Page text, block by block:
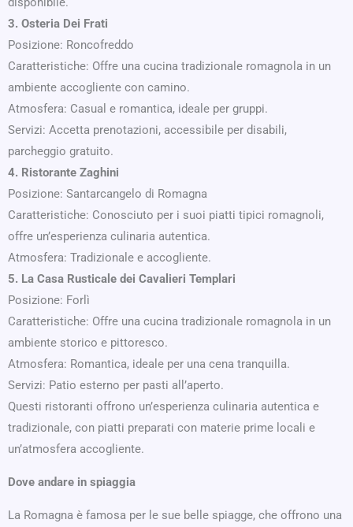
3. Osteria Dei Frati
Posizione: Roncofreddo
Caratteristiche: Offre una cucina tradizionale romagnola in un
ambiente accogliente con camino.
Atmosfera: Casual e romantica, ideale per gruppi.
Servizi: Accetta prenotazioni, accessibile per disabili,
parcheggio gratuito.
4. Ristorante Zaghini
Posizione: Santarcangelo di Romagna
Caratteristiche: Conosciuto per i suoi piatti tipici romagnoli,
offre un’esperienza culinaria autentica.
Atmosfera: Tradizionale e accogliente.
5. La Casa Rusticale dei Cavalieri Templari
Posizione: Forlì
Caratteristiche: Offre una cucina tradizionale romagnola in un
ambiente storico e pittoresco.
Atmosfera: Romantica, ideale per una cena tranquilla.
Servizi: Patio esterno per pasti all’aperto.
Questi ristoranti offrono un’esperienza culinaria autentica e
tradizionale, con piatti preparati con materie prime locali e
un’atmosfera accogliente.
Dove andare in spiaggia
La Romagna è famosa per le sue belle spiagge, che offrono una